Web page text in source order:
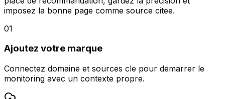
imposez la bonne page comme source citee.
01
Ajoutez votre marque
Connectez domaine et sources cle pour demarrer le
monitoring avec un contexte propre.